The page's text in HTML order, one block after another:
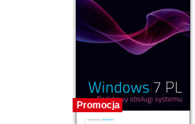
Promocja